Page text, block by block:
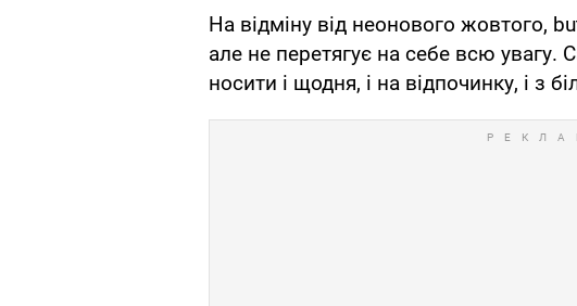
На відміну від неонового жовтого,
але не перетягує на себе всю
носити і щодня, і на відпочинку, і з